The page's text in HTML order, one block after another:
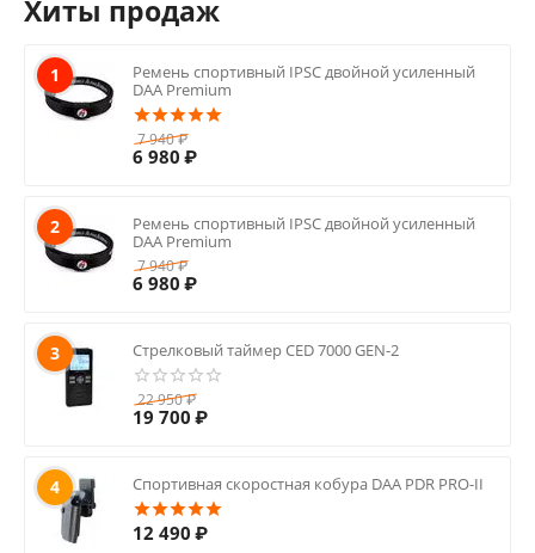
Хиты продаж
1
Ремень спортивный IPSC двойной усиленный
DAA Premium
7 940₽
6 980 ₽
2
Ремень спортивный IPSC двойной усиленный
DAA Premium
7 940₽
6 980 ₽
3 Стрелковый таймер CED 7000 GEN-2
22 950₽
19 700 ₽
4 Спортивная скоростная кобура DAA PDR PRO-II
12 490 ₽